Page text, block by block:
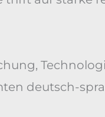
deutsch-